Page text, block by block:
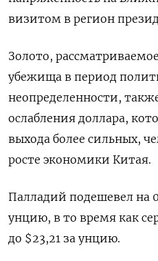
визитом в регион
Золото,
убежища в период
неопределенности,
ослабления доллара,
выхода более сильных,
росте экономики Китая.
Палладий подешевел на
унцию, в то время как
до $23,21​ за унцию.